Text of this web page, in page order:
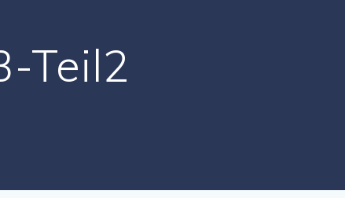
Teil2